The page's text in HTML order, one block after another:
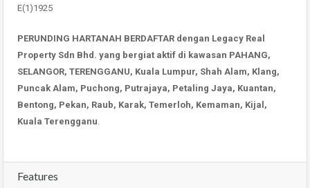
E(1)1925
PERUNDING HARTANAH BERDAFTAR dengan Legacy Real
Property Sdn Bhd. yang bergiat aktif di kawasan PAHANG,
SELANGOR, TERENGGANU, Kuala Lumpur, Shah Alam, Klang,
Puncak Alam, Puchong, Putrajaya, Petaling Jaya, Kuantan,
Bentong, Pekan, Raub, Karak, Temerloh, Kemaman, Kijal,
Kuala Terengganu.
Features